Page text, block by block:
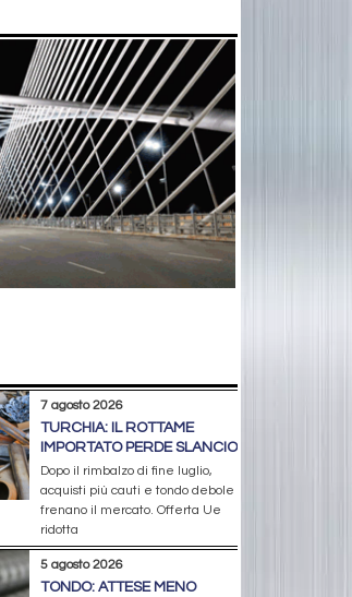
7 agosto 2026
TURCHIA: IL ROTTAME
IMPORTATO PERDE SLANCIO
Dopo il rimbalzo di fine luglio,
acquisti più cauti e tondo debole
frenano il mercato. Offerta Ue
ridotta
5 agosto 2026
TONDO: ATTESE MENO